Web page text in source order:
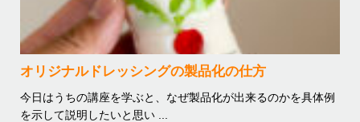
オリジナルドレッシングの製品化の仕方
今日はうちの講座を学ぶと、なぜ製品化が出来るのかを具体例
を示して説明したいと思い ...